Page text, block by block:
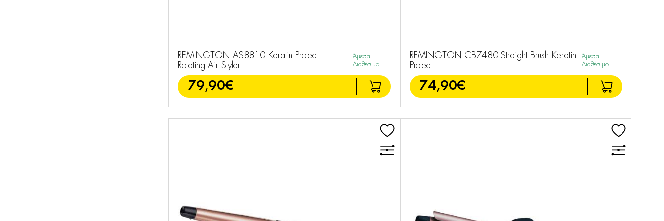
REMINGTON AS8810 Keratin Protect
Rotating Air Styler
Άμεσα
Διαθέσιμο
79,90€
REMINGTON CB7480 Straight Brush Keratin
Protect
Άμεσα
Διαθέσιμο
74,90€